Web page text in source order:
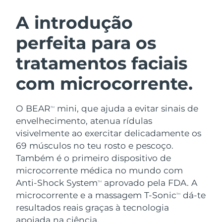
A introdução
perfeita para os
tratamentos faciais
com microcorrente.
O BEARTM
mini, que ajuda a evitar sinais de
envelhecimento, atenua rídulas
visivelmente ao exercitar delicadamente os
69 músculos no teu rosto e pescoço.
Também é o primeiro dispositivo de
microcorrente médica no mundo com
Anti-Shock SystemTM
aprovado pela FDA. A
microcorrente e a massagem T-SonicTM
dá-te
resultados reais graças à tecnologia
apoiada na ciência.
Limpeza facial
LUNA™ 4 kit
Anti-aging massage
LUNA™ 4 Plus
LUNA™ 4 Men
For men, anti-aging massage
Lifting facial
BEAR™ 2 kit
Microcurrent toning
BEAR™ 2 go
BEAR™ 2 eyes & lips
Microcurrent line smoothing device
Hidratação
UFO™ 3 kit
Deep facial hydration
UFO™ 3 LED
Near-infrared and red light therapy
device
Cuidado oral
issa™ 4
Hybrid silicone sonic toothbrush
issa™ 4 plus
Smart hybrid silicone sonic toothbrush
TRATAMENTO ANTIENVELHECIMENTO
FAQ™
Antienvelhecimento
NEW
Áustria
Barein Entrega prevista
Bélgica Entrega prevista8/8/26
Bermudas Entrega prevista8/14/26
Bósnia e
Herzegovina
Entrega prevista8/11/26
Brunei Entrega prevista
Bulgária Entrega prevista
Canadá Entrega prevista
Chile Entrega prevista